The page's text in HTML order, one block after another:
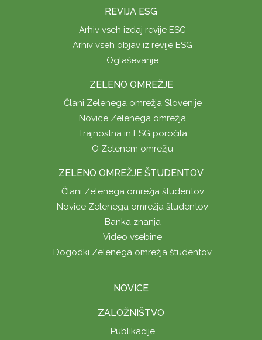
REVIJA ESG
Arhiv vseh izdaj revije ESG
Arhiv vseh objav iz revije ESG
Oglaševanje
ZELENO OMREŽJE
Člani Zelenega omrežja Slovenije
Novice Zelenega omrežja
Trajnostna in ESG poročila
O Zelenem omrežju
ZELENO OMREŽJE ŠTUDENTOV
Člani Zelenega omrežja študentov
Novice Zelenega omrežja študentov
Banka znanja
Video vsebine
Dogodki Zelenega omrežja študentov
NOVICE
ZALOŽNIŠTVO
Publikacije